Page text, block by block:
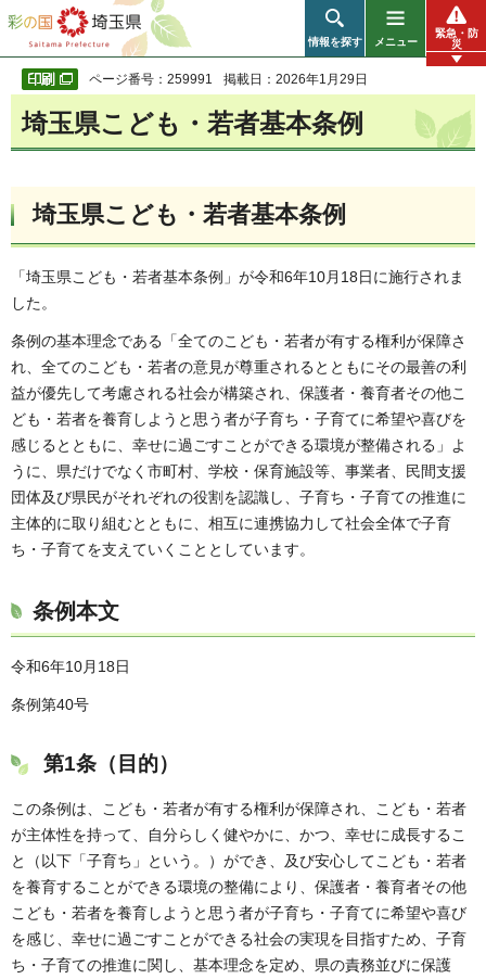
彩の国 埼玉県
情報を探す メニュー
緊急・防
災
ページ番号：259991 掲載日：2026年1月29日
埼玉県こども・若者基本条例
埼玉県こども・若者基本条例
「埼玉県こども・若者基本条例」が令和6年10月18日に施行されま
した。
条例の基本理念である「全てのこども・若者が有する権利が保障さ
れ、全てのこども・若者の意見が尊重されるとともにその最善の利
益が優先して考慮される社会が構築され、保護者・養育者その他こ
ども・若者を養育しようと思う者が子育ち・子育てに希望や喜びを
感じるとともに、幸せに過ごすことができる環境が整備される」よ
うに、県だけでなく市町村、学校・保育施設等、事業者、民間支援
団体及び県民がそれぞれの役割を認識し、子育ち・子育ての推進に
主体的に取り組むとともに、相互に連携協力して社会全体で子育
ち・子育てを支えていくこととしています。
条例本文
令和6年10月18日
条例第40号
第1条（目的）
この条例は、こども・若者が有する権利が保障され、こども・若者
が主体性を持って、自分らしく健やかに、かつ、幸せに成長するこ
と（以下「子育ち」という。）ができ、及び安心してこども・若者
を養育することができる環境の整備により、保護者・養育者その他
こども・若者を養育しようと思う者が子育ち・子育てに希望や喜び
を感じ、幸せに過ごすことができる社会の実現を目指すため、子育
ち・子育ての推進に関し、基本理念を定め、県の責務並びに保護